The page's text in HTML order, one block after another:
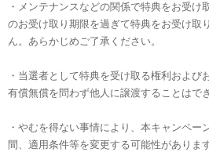
・メンテナンスなどの関係で特典をお受け
のお受け取り期限を過ぎて特典をお受け取
ん。あらかじめご了承ください。
・当選者として特典を受け取る権利および
有償無償を問わず他人に譲渡することはで
・やむを得ない事情により、本キャンペー
間、適用条件等を変更する可能性がありま